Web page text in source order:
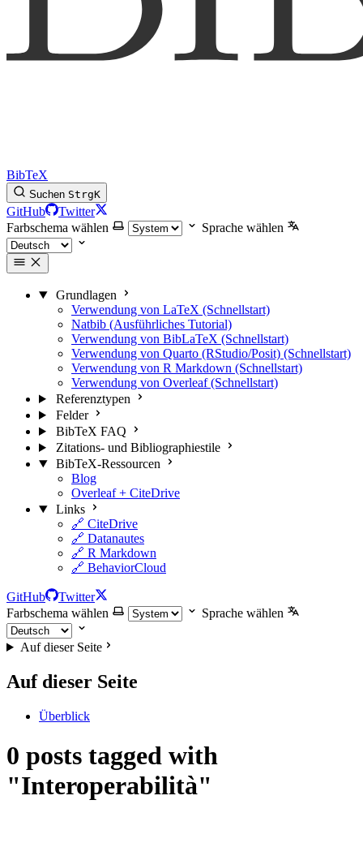
BibTeX
Suchen StrgK
GitHub
Twitter
Farbschema wählen
Sprache wählen
Grundlagen
Verwendung von LaTeX (Schnellstart)
Natbib (Ausführliches Tutorial)
Verwendung von BibLaTeX (Schnellstart)
Verwendung von Quarto (RStudio/Posit) (Schnellstart)
Verwendung von R Markdown (Schnellstart)
Verwendung von Overleaf (Schnellstart)
Referenztypen
Felder
BibTeX FAQ
Zitations- und Bibliographiestile
BibTeX-Ressourcen
Blog
Overleaf + CiteDrive
Links
🔗 CiteDrive
🔗 Datanautes
🔗 R Markdown
🔗 BehaviorCloud
GitHub
Twitter
Farbschema wählen
Sprache wählen
Auf dieser Seite
Auf dieser Seite
Überblick
0 posts tagged with
"Interoperabilità"